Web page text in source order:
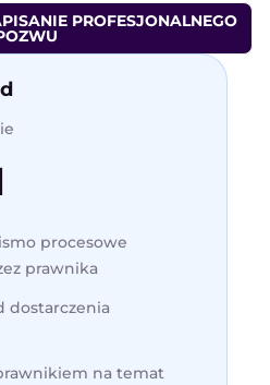
PROFESJONALNEGO
procesowe
prawnika
dostarczenia
na temat